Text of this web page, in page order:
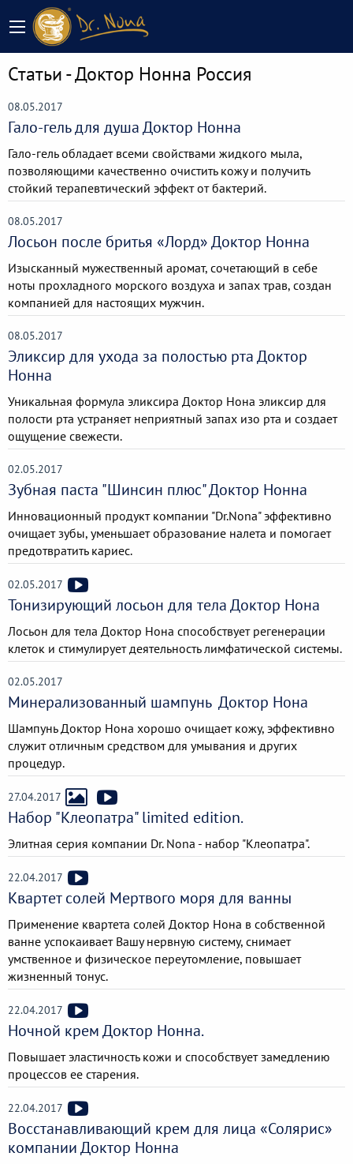
Статьи - Доктор Нонна Россия
08.05.2017
Гало-гель для душа Доктор Нонна
Гало-гель ​обладает всеми свойствами жидкого мыла,
позволяющими качественно очистить кожу и получить
стойкий терапевтический эффект от бактерий.
08.05.2017
Лосьон после бритья «Лорд» Доктор Нонна
Изысканный мужественный аромат, сочетающий в себе
ноты прохладного морского воздуха и запах трав, создан
компанией для настоящих мужчин.
08.05.2017
Эликсир для ухода за полостью рта Доктор
Нонна
Уникальная формула эликсира ​Доктор Нона эликсир для
полости рта устраняет неприятный запах изо рта и создает
ощущение свежести.
02.05.2017
Зубная паста "Шинсин плюс" Доктор Нонна
Инновационный продукт компании "Dr.Nona" эффективно
очищает зубы, уменьшает образование налета и помогает
предотвратить кариес.
02.05.2017
Тонизирующий лосьон для тела Доктор Нона
​Лосьон для тела Доктор Нона способствует регенерации
клеток и стимулирует деятельность лимфатической системы.
02.05.2017
Минерализованный шампунь​ ​ Доктор Нона
Шампунь ​Доктор Нона хорошо очищает кожу, эффективно
служит отличным средством для умывания и других
процедур.
27.04.2017
Набор "Клеопатра" limited edition.
Элитная серия компании Dr. Nona - набор "Клеопатра".
22.04.2017
Квартет солей Мертвого моря для ванны
Применение квартета солей Доктор Нона​ в собственной
ванне успокаивает Вашу нервную систему, снимает
умственное и физическое переутомление, повышает
жизненный тонус.
22.04.2017
Ночной крем Доктор Нонна.
Повышает эластичность кожи и способствует замедлению
процессов ее старения.
22.04.2017
Восстанавливающий крем для лица «Солярис»
компании Доктор Нонна